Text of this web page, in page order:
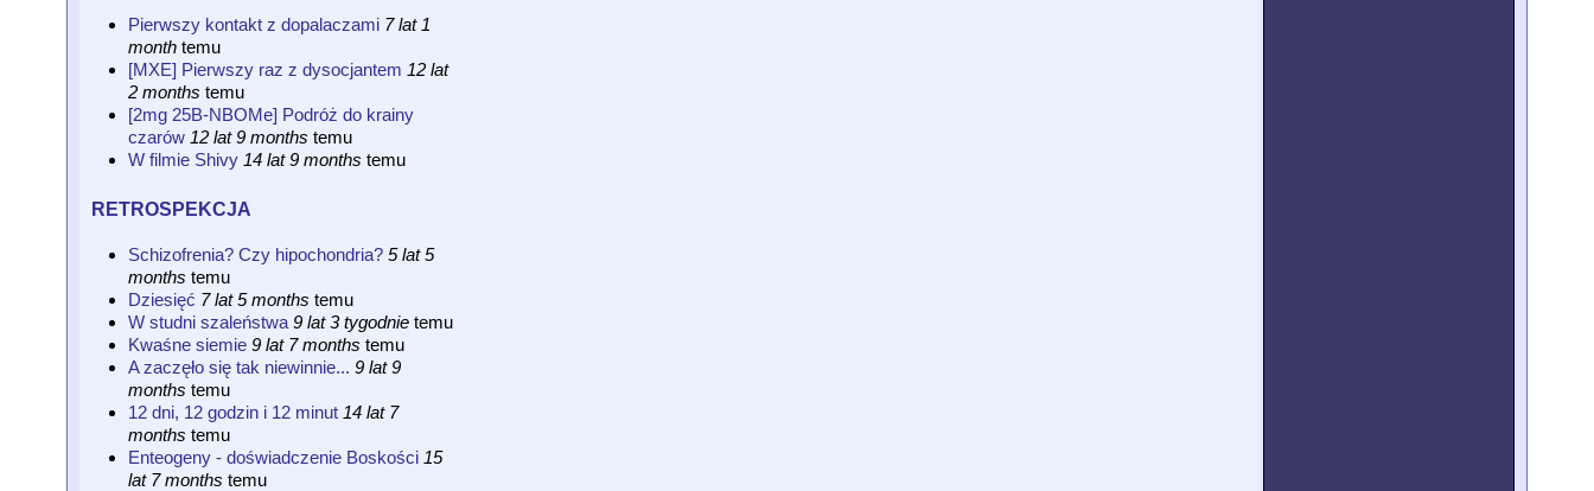
Pierwszy kontakt z dopalaczami 7 lat 1
month temu
[MXE] Pierwszy raz z dysocjantem 12 lat
2 months temu
[2mg 25B-NBOMe] Podróż do krainy
czarów 12 lat 9 months temu
W filmie Shivy 14 lat 9 months temu
retrospekcja
Schizofrenia? Czy hipochondria? 5 lat 5
months temu
Dziesięć 7 lat 5 months temu
W studni szaleństwa 9 lat 3 tygodnie temu
Kwaśne siemie 9 lat 7 months temu
A zaczęło się tak niewinnie... 9 lat 9
months temu
12 dni, 12 godzin i 12 minut 14 lat 7
months temu
Enteogeny - doświadczenie Boskości 15
lat 7 months temu